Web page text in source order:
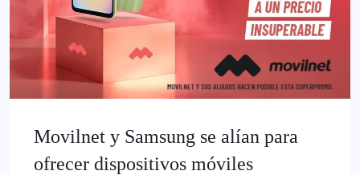
Movilnet y Samsung se alían para
ofrecer dispositivos móviles